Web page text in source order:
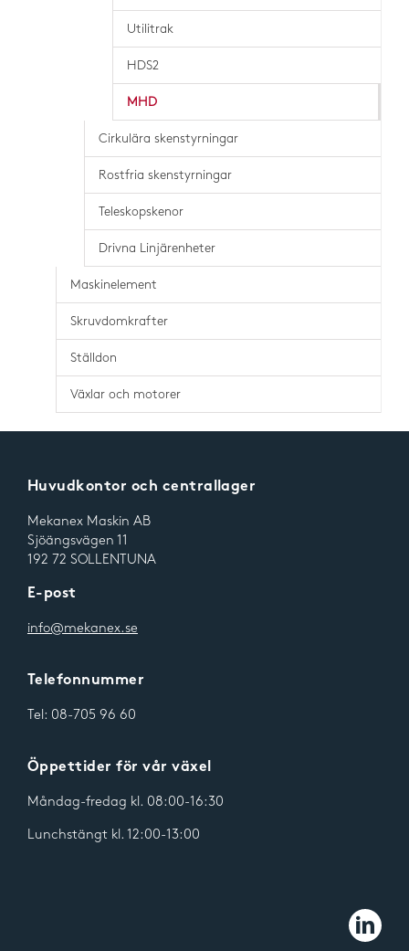
Utilitrak
HDS2
MHD
Cirkulära skenstyrningar
Rostfria skenstyrningar
Teleskopskenor
Drivna Linjärenheter
Maskinelement
Skruvdomkrafter
Ställdon
Växlar och motorer
Huvudkontor och centrallager
Mekanex Maskin AB
Sjöängsvägen 11
192 72 SOLLENTUNA
E-post
info@mekanex.se
Telefonnummer
Tel: 08-705 96 60
Öppettider för vår växel
Måndag-fredag kl. 08:00-16:30
Lunchstängt kl. 12:00-13:00